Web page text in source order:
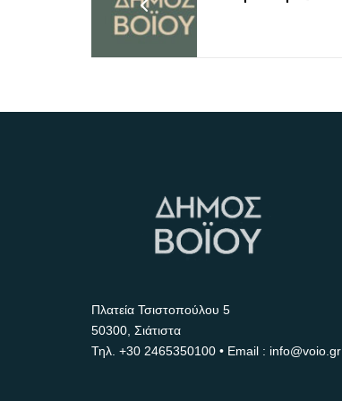
Πλατεία Τσιστοπούλου 5
50300, Σιάτιστα
Τηλ. +30 2465350100 • Email : info@voio.gr